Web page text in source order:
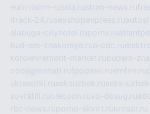
eurovision-russia.rustrah-news.ru
itrack-24.rusexshopexpress.ru
alabuga-cityhotel.rupornv.ru
bud-em-znakomye.rua-cdc.ru
korolevremont-market.rubudem-
oooagrosnab.rufpodaso.ruemfire.ru
ukrasotki.ruseksuzbek.ruseks-
sovratili.ruolecoon.ruvd-dosug.ru
rbc-news.ruporno-skvirt.rukrospr.ru